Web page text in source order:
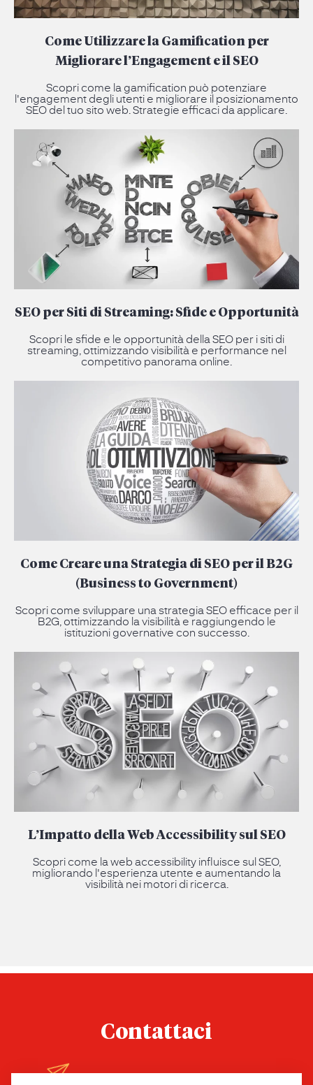
Come Utilizzare la Gamification per
Migliorare l’Engagement e il SEO
Scopri come la gamification può potenziare
l'engagement degli utenti e migliorare il posizionamento
SEO del tuo sito web. Strategie efficaci da applicare.
SEO per Siti di Streaming: Sfide e Opportunità
Scopri le sfide e le opportunità della SEO per i siti di
streaming, ottimizzando visibilità e performance nel
competitivo panorama online.
Come Creare una Strategia di SEO per il B2G
(Business to Government)
Scopri come sviluppare una strategia SEO efficace per il
B2G, ottimizzando la visibilità e raggiungendo le
istituzioni governative con successo.
L’Impatto della Web Accessibility sul SEO
Scopri come la web accessibility influisce sul SEO,
migliorando l'esperienza utente e aumentando la
visibilità nei motori di ricerca.
Contattaci